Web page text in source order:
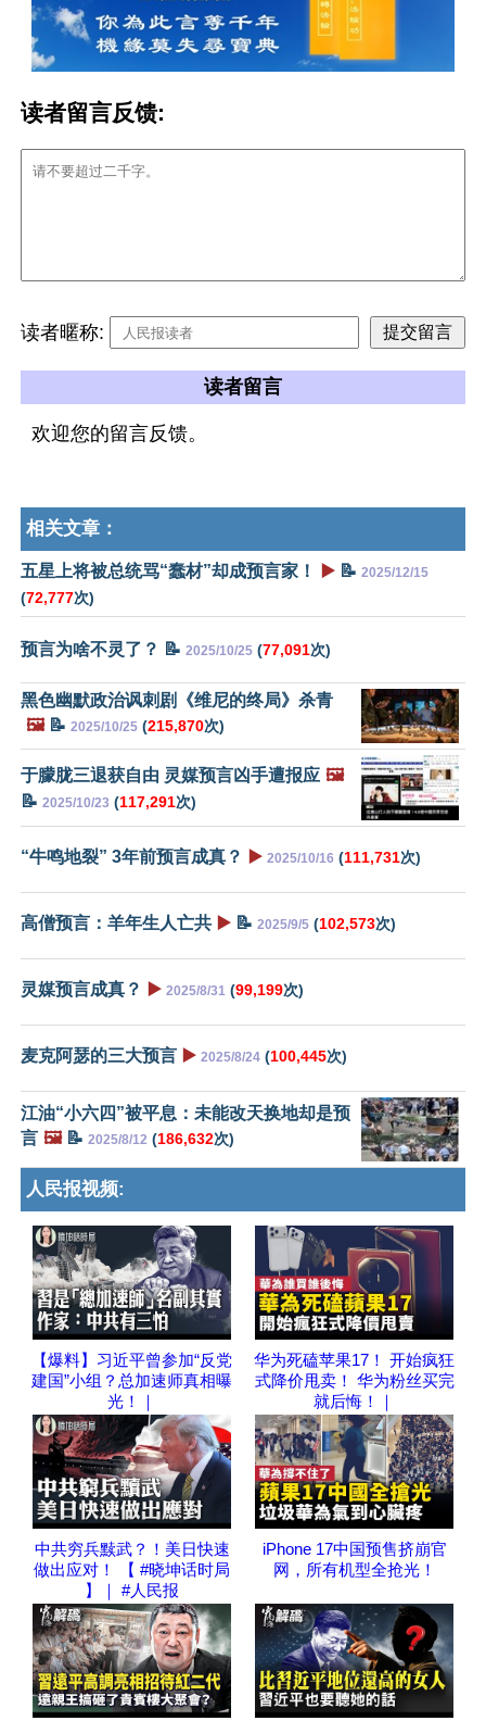
读者留言反馈:
读者暱称:
读者留言
欢迎您的留言反馈。
相关文章：
五星上将被总统骂“蠢材”却成预言家！ ▶️ 📝 2025/12/15
(72,777次)
预言为啥不灵了？ 📝 2025/10/25 (77,091次)
黑色幽默政治讽刺剧《维尼的终局》杀青
🖼️📝 2025/10/25 (215,870次)
于朦胧三退获自由 灵媒预言凶手遭报应 🖼️
📝 2025/10/23 (117,291次)
“牛鸣地裂” 3年前预言成真？ ▶️ 2025/10/16 (111,731次)
高僧预言：羊年生人亡共 ▶️ 📝 2025/9/5 (102,573次)
灵媒预言成真？ ▶️ 2025/8/31 (99,199次)
麦克阿瑟的三大预言 ▶️ 2025/8/24 (100,445次)
江油“小六四”被平息：未能改天换地却是预
言 🖼️📝 2025/8/12 (186,632次)
人民报视频:
【爆料】习近平曾参加“反党
建国”小组？总加速师真相曝
光！｜
华为死磕苹果17！ 开始疯狂
式降价甩卖！ 华为粉丝买完
就后悔！｜
中共穷兵黩武？！美日快速
做出应对！ 【 #晓坤话时局
】｜ #人民报
iPhone 17中国预售挤崩官
网，所有机型全抢光！